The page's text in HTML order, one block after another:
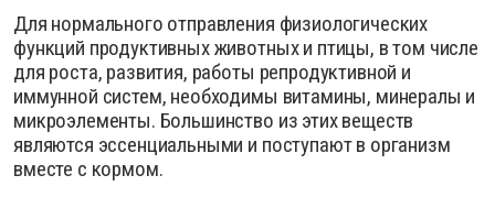
Для нормального отправления физиологических
функций продуктивных животных и птицы, в том числе
для роста, развития, работы репродуктивной и
иммунной систем, необходимы витамины, минералы и
микроэлементы. Большинство из этих веществ
являются эссенциальными и поступают в организм
вместе с кормом.